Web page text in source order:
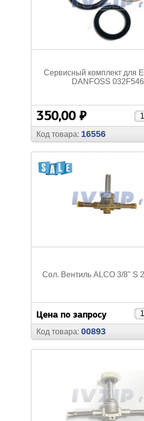
Сервисный комплект для
DANFOSS
350,00 ₽
Код товара: 16556
Сол. Вентиль ALCO 3/8" S
Цена по запросу
Код товара: 00893